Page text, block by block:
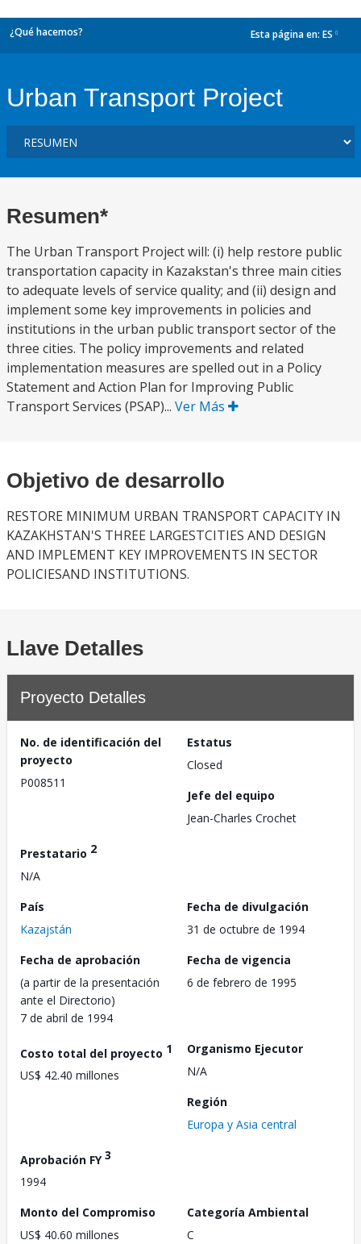
¿Qué hacemos? Esta página en: ES
Urban Transport Project
Resumen*
The Urban Transport Project will: (i) help restore public
transportation capacity in Kazakstan's three main cities
to adequate levels of service quality; and (ii) design and
implement some key improvements in policies and
institutions in the urban public transport sector of the
three cities. The policy improvements and related
implementation measures are spelled out in a Policy
Statement and Action Plan for Improving Public
Transport Services (PSAP)... Ver Más
Objetivo de desarrollo
RESTORE MINIMUM URBAN TRANSPORT CAPACITY IN
KAZAKHSTAN'S THREE LARGESTCITIES AND DESIGN
AND IMPLEMENT KEY IMPROVEMENTS IN SECTOR
POLICIESAND INSTITUTIONS.
Llave Detalles
Proyecto Detalles
No. de identificación del
proyecto
P008511
Estatus
Closed
Jefe del equipo
Jean-Charles Crochet
Prestatario 2
N/A
País
Kazajstán
Fecha de divulgación
31 de octubre de 1994
Fecha de aprobación
(a partir de la presentación
ante el Directorio)
7 de abril de 1994
Fecha de vigencia
6 de febrero de 1995
Costo total del proyecto 1
US$ 42.40 millones
Organismo Ejecutor
N/A
Región
Europa y Asia central
Aprobación FY3
1994
Monto del Compromiso
US$ 40.60 millones
Categoría Ambiental
C